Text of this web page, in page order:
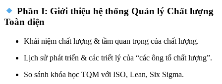
Phần I: Giới thiệu hệ thống Quản lý Chất lượng
Toàn diện
Khái niệm chất lượng & tầm quan trọng của chất lượng.
Lịch sử phát triển & các triết lý của “các ông tổ chất lượng”.
So sánh khóa học TQM với ISO, Lean, Six Sigma.